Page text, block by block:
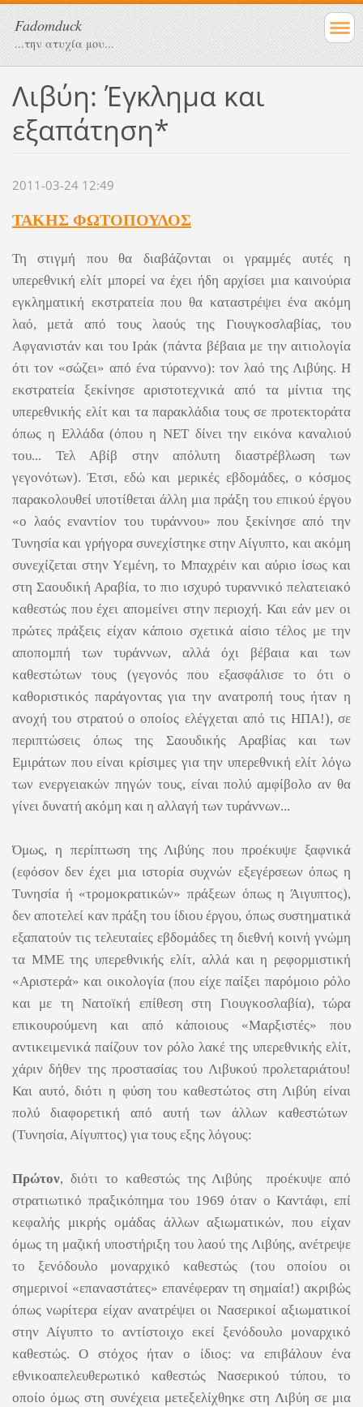
Fadomduck
...την ατυχία μου...
Λιβύη: Έγκλημα και
εξαπάτηση*
2011-03-24 12:49
ΤΑΚΗΣ ΦΩΤΟΠΟΥΛΟΣ
Τη στιγμή που θα διαβάζονται οι γραμμές αυτές η
υπερεθνική ελίτ μπορεί να έχει ήδη αρχίσει μια καινούρια
εγκληματική εκστρατεία που θα καταστρέψει ένα ακόμη
λαό, μετά από τους λαούς της Γιουγκοσλαβίας, του
Αφγανιστάν και του Ιράκ (πάντα βέβαια με την αιτιολογία
ότι τον «σώζει» από ένα τύραννο): τον λαό της Λιβύης. Η
εκστρατεία ξεκίνησε αριστοτεχνικά από τα μίντια της
υπερεθνικής ελίτ και τα παρακλάδια τους σε προτεκτοράτα
όπως η Ελλάδα (όπου η ΝΕΤ δίνει την εικόνα καναλιού
του... Τελ Αβίβ στην απόλυτη διαστρέβλωση των
γεγονότων). Έτσι, εδώ και μερικές εβδομάδες, ο κόσμος
παρακολουθεί υποτίθεται άλλη μια πράξη του επικού έργου
«ο λαός εναντίον του τυράννου» που ξεκίνησε από την
Τυνησία και γρήγορα συνεχίστηκε στην Αίγυπτο, και ακόμη
συνεχίζεται στην Υεμένη, το Μπαχρέιν και αύριο ίσως και
στη Σαουδική Αραβία, το πιο ισχυρό τυραννικό πελατειακό
καθεστώς που έχει απομείνει στην περιοχή. Και εάν μεν οι
πρώτες πράξεις είχαν κάποιο σχετικά αίσιο τέλος με την
αποπομπή των τυράννων, αλλά όχι βέβαια και των
καθεστώτων τους (γεγονός που εξασφάλισε το ότι ο
καθοριστικός παράγοντας για την ανατροπή τους ήταν η
ανοχή του στρατού ο οποίος ελέγχεται από τις ΗΠΑ!), σε
περιπτώσεις όπως της Σαουδικής Αραβίας και των
Εμιράτων που είναι κρίσιμες για την υπερεθνική ελίτ λόγω
των ενεργειακών πηγών τους, είναι πολύ αμφίβολο αν θα
γίνει δυνατή ακόμη και η αλλαγή των τυράννων...
Όμως, η περίπτωση της Λιβύης που προέκυψε ξαφνικά
(εφόσον δεν έχει μια ιστορία συχνών εξεγέρσεων όπως η
Τυνησία ή «τρομοκρατικών» πράξεων όπως η Άιγυπτος),
δεν αποτελεί καν πράξη του ίδιου έργου, όπως συστηματικά
εξαπατούν τις τελευταίες εβδομάδες τη διεθνή κοινή γνώμη
τα ΜΜΕ της υπερεθνικής ελίτ, αλλά και η ρεφορμιστική
«Αριστερά» και οικολογία (που είχε παίξει παρόμοιο ρόλο
και με τη Νατοϊκή επίθεση στη Γιουγκοσλαβία), τώρα
επικουρούμενη και από κάποιους «Μαρξιστές» που
αντικειμενικά παίζουν τον ρόλο λακέ της υπερεθνικής ελίτ,
χάριν δήθεν της προστασίας του Λιβυκού προλεταριάτου!
Και αυτό, διότι η φύση του καθεστώτος στη Λιβύη είναι
πολύ διαφορετική από αυτή των άλλων καθεστώτων
(Τυνησία, Αίγυπτος) για τους εξης λόγους:
Πρώτον, διότι το καθεστώς της Λιβύης προέκυψε από
στρατιωτικό πραξικόπημα του 1969 όταν ο Καντάφι, επί
κεφαλής μικρής ομάδας άλλων αξιωματικών, που είχαν
όμως τη μαζική υποστήριξη του λαού της Λιβύης, ανέτρεψε
το ξενόδουλο μοναρχικό καθεστώς (του οποίου οι
σημερινοί «επαναστάτες» επανέφεραν τη σημαία!) ακριβώς
όπως νωρίτερα είχαν ανατρέψει οι Νασερικοί αξιωματικοί
στην Αίγυπτο το αντίστοιχο εκεί ξενόδουλο μοναρχικό
καθεστώς. Ο στόχος ήταν ο ίδιος: να επιβάλουν ένα
εθνικοαπελευθερωτικό καθεστώς Νασερικού τύπου, το
οποίο όμως στη συνέχεια μετεξελίχθηκε στη Λιβύη σε μια